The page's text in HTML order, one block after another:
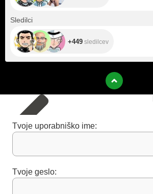
Sledilci
+449 sledilcev
Tvoje uporabniško ime:
Tvoje geslo: